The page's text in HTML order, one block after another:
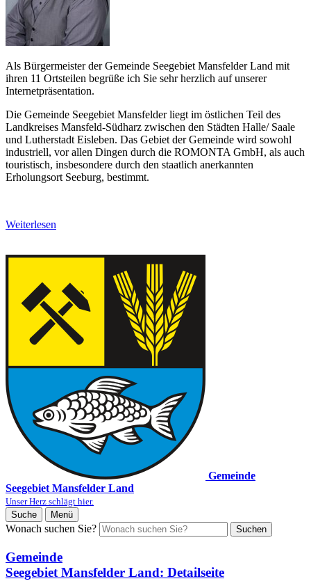
Als Bürgermeister der Gemeinde Seegebiet Mansfelder Land mit
ihren 11 Ortsteilen begrüße ich Sie sehr herzlich auf unserer
Internetpräsentation.
Die Gemeinde Seegebiet Mansfelder liegt im östlichen Teil des
Landkreises Mansfeld-Südharz zwischen den Städten Halle/ Saale
und Lutherstadt Eisleben. Das Gebiet der Gemeinde wird sowohl
industriell, vor allen Dingen durch die ROMONTA GmbH, als auch
touristisch, insbesondere durch den staatlich anerkannten
Erholungsort Seeburg, bestimmt.
Weiterlesen
Gemeinde
Seegebiet Mansfelder Land
Unser Herz schlägt hier.
Suche
Menü
Wonach suchen Sie? Suchen
Gemeinde
Seegebiet Mansfelder Land: Detailseite